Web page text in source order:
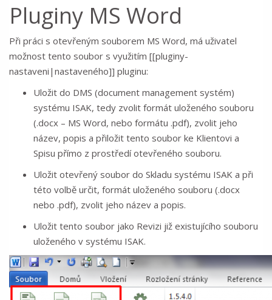
Pluginy MS Word
Při práci s otevřeným souborem MS Word, má uživatel
možnost tento soubor s využitím [[pluginy-
nastaveni|nastaveného]] pluginu:
Uložit do DMS (document management systém)
systému ISAK, tedy zvolit formát uloženého souboru
(.docx – MS Word, nebo formátu .pdf), zvolit jeho
název, popis a přiložit tento soubor ke Klientovi a
Spisu přímo z prostředí otevřeného souboru.
Uložit otevřený soubor do Skladu systému ISAK a při
této volbě určit, formát uloženého souboru (.docx
nebo .pdf), zvolit jeho název a popis.
Uložit tento soubor jako Revizi již existujícího souboru
uloženého v systému ISAK.